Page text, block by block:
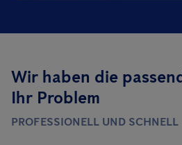
Wir haben die
Ihr Problem
PROFESSIONELL UND SCHNELL